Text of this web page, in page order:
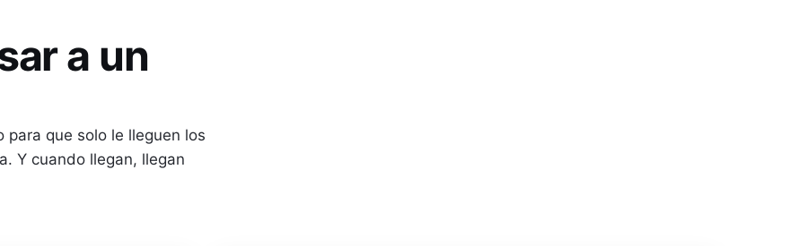
a un
que solo le lleguen los
Y cuando llegan, llegan